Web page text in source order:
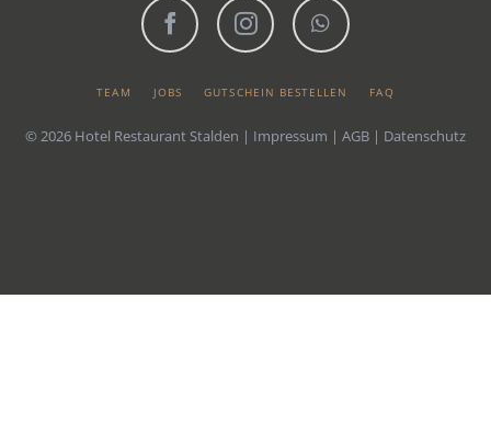
ÜBERSPRINGEN
TEAM JOBS GUTSCHEIN BESTELLEN FAQ
© 2026 Hotel Restaurant Stalden | Impressum | AGB | Datenschutz